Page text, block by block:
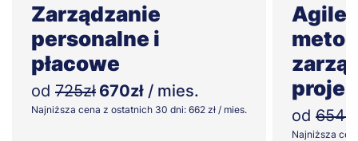
Zarządzanie
personalne i
płacowe
od 725zł 670zł / mies.
Najniższa cena z ostatnich 30 dni: 662 zł / mies.
Agile
od 654zł
Najniższa